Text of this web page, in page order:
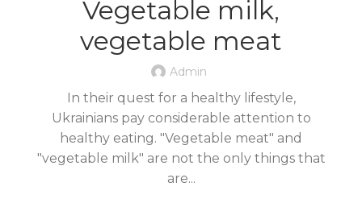
Vegetable milk,
vegetable meat
Admin
In their quest for a healthy lifestyle,
Ukrainians pay considerable attention to
healthy eating. "Vegetable meat" and
"vegetable milk" are not the only things that
are...